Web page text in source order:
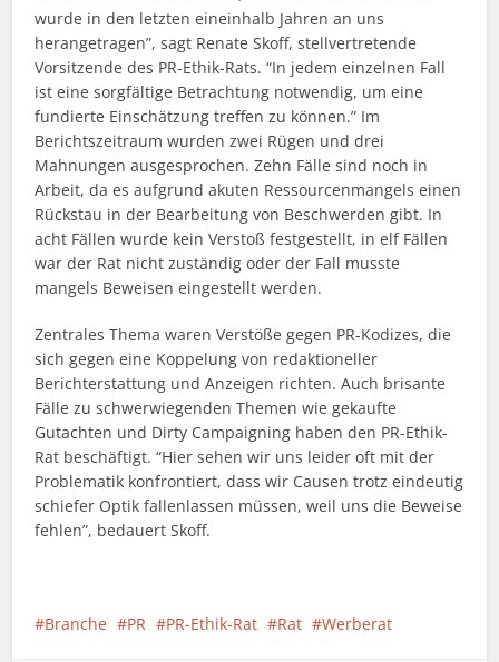
wurde in den letzten eineinhalb Jahren an uns
herangetragen”, sagt Renate Skoff, stellvertretende
Vorsitzende des PR-Ethik-Rats. “In jedem einzelnen Fall
ist eine sorgfältige Betrachtung notwendig, um eine
fundierte Einschätzung treffen zu können.” Im
Berichtszeitraum wurden zwei Rügen und drei
Mahnungen ausgesprochen. Zehn Fälle sind noch in
Arbeit, da es aufgrund akuten Ressourcenmangels einen
Rückstau in der Bearbeitung von Beschwerden gibt. In
acht Fällen wurde kein Verstoß festgestellt, in elf Fällen
war der Rat nicht zuständig oder der Fall musste
mangels Beweisen eingestellt werden.
Zentrales Thema waren Verstöße gegen PR-Kodizes, die
sich gegen eine Koppelung von redaktioneller
Berichterstattung und Anzeigen richten. Auch brisante
Fälle zu schwerwiegenden Themen wie gekaufte
Gutachten und Dirty Campaigning haben den PR-Ethik-
Rat beschäftigt. “Hier sehen wir uns leider oft mit der
Problematik konfrontiert, dass wir Causen trotz eindeutig
schiefer Optik fallenlassen müssen, weil uns die Beweise
fehlen”, bedauert Skoff.
Branche PR PR-Ethik-Rat Rat Werberat